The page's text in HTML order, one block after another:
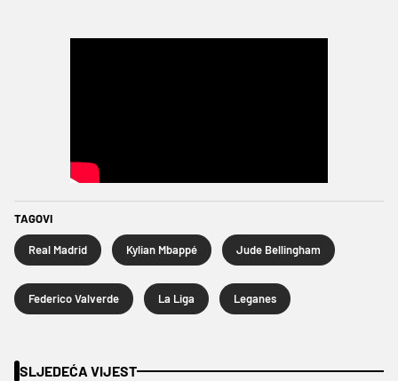
TAGOVI
Real Madrid Kylian Mbappé Jude Bellingham
Federico Valverde La Liga Leganes
SLJEDEĆA VIJEST